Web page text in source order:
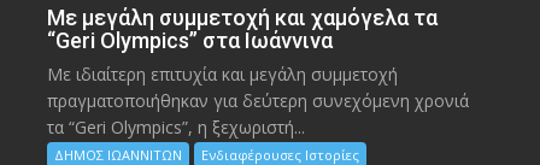
Με μεγάλη συμμετοχή και χαμόγελα τα
“Geri Olympics” στα Ιωάννινα
Με ιδιαίτερη επιτυχία και μεγάλη συμμετοχή
πραγματοποιήθηκαν για δεύτερη συνεχόμενη χρονιά
τα “Geri Olympics”, η ξεχωριστή...
ΔΗΜΟΣ ΙΩΑΝΝΙΤΩΝ Ενδιαφέρουσες Ιστορίες